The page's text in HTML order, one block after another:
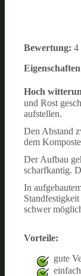
Bewertung: 4
Hoch
und Rost
aufstellen.
Den Abstand
dem
Der Aufbau
scharfkantig.
In
schwer
Vorteile:
gute